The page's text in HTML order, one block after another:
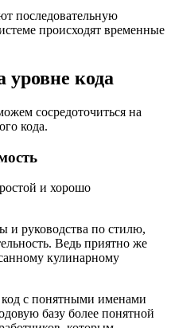
последовательную
происходят временные
кода
сосредоточиться на
кода.
и хорошо
и руководства по стилю,
Ведь приятно же
кулинарному
с понятными именами
базу более понятной